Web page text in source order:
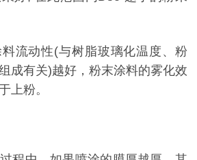
流动性(与树脂玻璃化温度、粉
成有关)越好，粉末涂料的雾化效
上粉。